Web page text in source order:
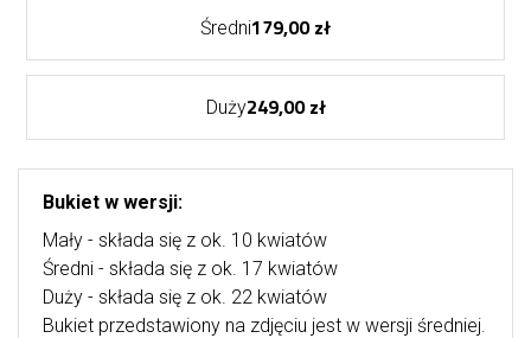
Średni179,00 zł
Duży249,00 zł
Bukiet w wersji:
Mały - składa się z ok. 10 kwiatów
Średni - składa się z ok. 17 kwiatów
Duży - składa się z ok. 22 kwiatów
Bukiet przedstawiony na zdjęciu jest w wersji średniej.